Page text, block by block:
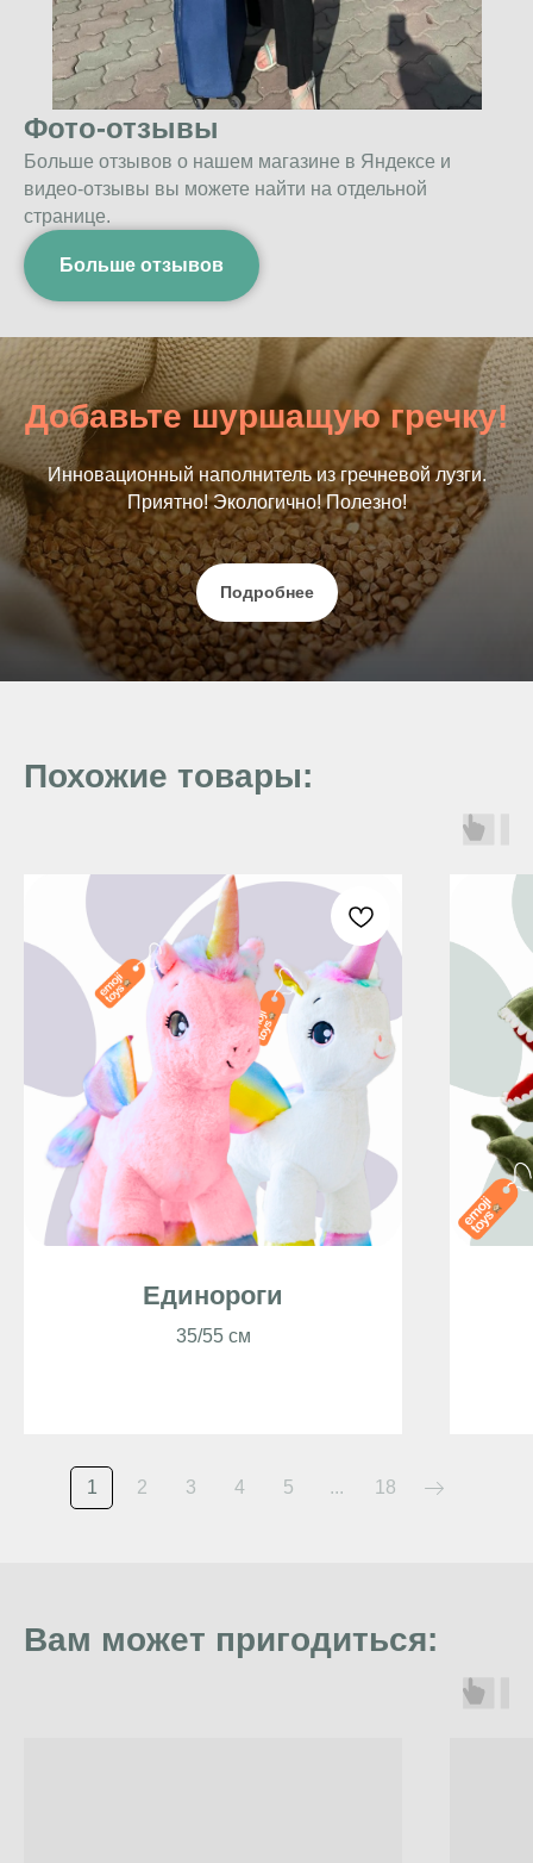
Фото-отзывы
Больше отзывов о нашем магазине в Яндексе и
видео-отзывы вы можете найти на отдельной
странице.
Больше отзывов
Добавьте шуршащую гречку!
Инновационный наполнитель из гречневой лузги.
Приятно! Экологично! Полезно!
Подробнее
Похожие товары:
Единороги
35/55 см
1 2 3 4 5 ... 18
Вам может пригодиться: